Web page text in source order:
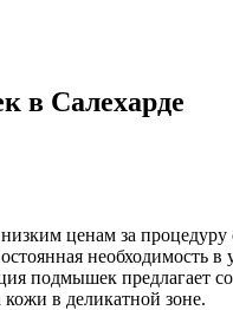
в Салехарде
ценам за
необходимость
подмышек предлагает
в деликатной зоне.